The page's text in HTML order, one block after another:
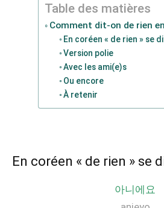
Table des matières
Comment dit-on de rien
En coréen « de rien » se
Version polie
Avec les ami(e)s
Ou encore
À retenir
En coréen « de rien » se
아니에요